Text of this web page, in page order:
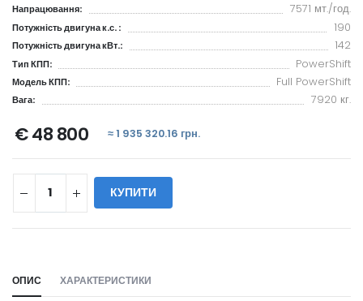
Напрацювання: 7571 мт./год.
Потужність двигуна к.с. : 190
Потужність двигуна кВт.: 142
Тип КПП: PowerShift
Модель КПП: Full PowerShift
Вага: 7920 кг.
€ 48 800 ≈ 1 935 320.16 грн.
КУПИТИ
ОПИС ХАРАКТЕРИСТИКИ